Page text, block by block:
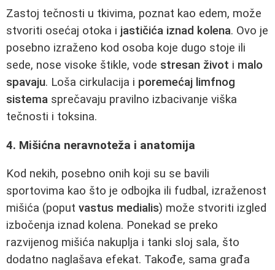
Zastoj tečnosti u tkivima, poznat kao edem, može
stvoriti osećaj otoka i jastičića iznad kolena. Ovo je
posebno izraženo kod osoba koje dugo stoje ili
sede, nose visoke štikle, vode stresan život i malo
spavaju. Loša cirkulacija i poremećaj limfnog
sistema sprečavaju pravilno izbacivanje viška
tečnosti i toksina.
4. Mišićna neravnoteža i anatomija
Kod nekih, posebno onih koji su se bavili
sportovima kao što je odbojka ili fudbal, izraženost
mišića (poput vastus medialis) može stvoriti izgled
izbočenja iznad kolena. Ponekad se preko
razvijenog mišića nakuplja i tanki sloj sala, što
dodatno naglašava efekat. Takođe, sama građa